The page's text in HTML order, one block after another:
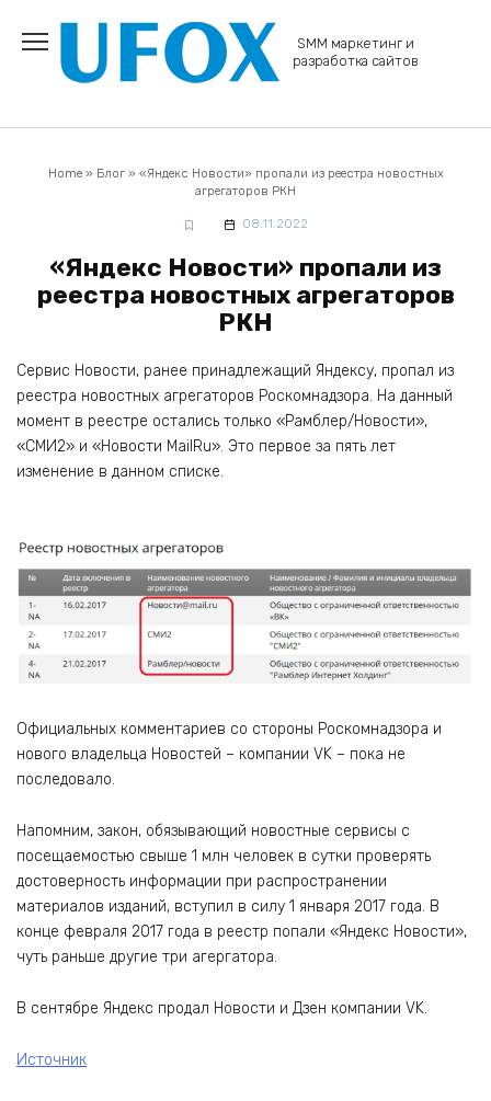
содержанию
SMM маркетинг и
разработка сайтов
Home» Блог» «Яндекс Новости» пропали из реестра новостных
агрегаторов РКН
08.11.2022
«Яндекс Новости» пропали из
реестра новостных агрегаторов
РКН
Сервис Новости, ранее принадлежащий Яндексу, пропал из
реестра новостных агрегаторов Роскомнадзора. На данный
момент в реестре остались только «Рамблер/Новости»,
«СМИ2» и «Новости MailRu». Это первое за пять лет
изменение в данном списке.
Официальных комментариев со стороны Роскомнадзора и
нового владельца Новостей – компании VK – пока не
последовало.
Напомним, закон, обязывающий новостные сервисы с
посещаемостью свыше 1 млн человек в сутки проверять
достоверность информации при распространении
материалов изданий, вступил в силу 1 января 2017 года. В
конце февраля 2017 года в реестр попали «Яндекс Новости»,
чуть раньше другие три агергатора.
В сентябре Яндекс продал Новости и Дзен компании VK.
Источник